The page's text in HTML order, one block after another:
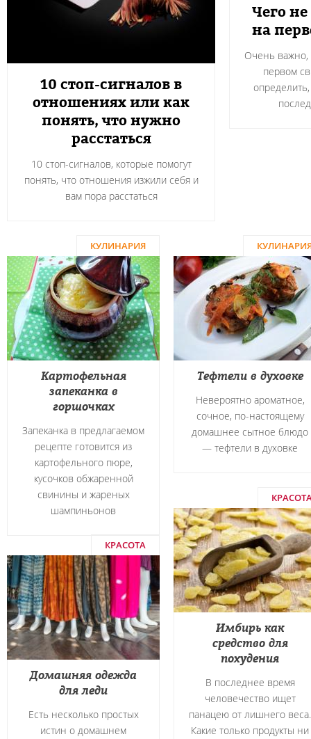
Чего
на
Очень важно,
первом
10 стоп-сигналов в
отношениях или как
понять, что нужно
расстаться
10 стоп-сигналов, которые помогут
понять, что отношения изжили себя и
вам пора расстаться
КУЛИНАРИЯ
Картофельная
запеканка в
горшочках
Запеканка в предлагаемом
рецепте готовится из
картофельного пюре,
кусочков обжаренной
свинины и жареных
шампиньонов
Тефтели в духовке
Невероятно ароматное,
сочное, по-настоящему
домашнее сытное блюдо
― тефтели в духовке
Имбирь как
средство для
похудения
В последнее время
человечество ищет
панацею от лишнего веса.
Какие только продукты ни
КРАСОТА
Домашняя одежда
для леди
Есть несколько простых
истин о домашнем